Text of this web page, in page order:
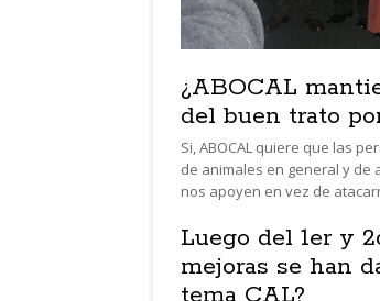
¿ABOCAL
del buen trato
Si, ABOCAL quiere que las
de animales en general y de
nos apoyen en vez de
Luego del 1er y
mejoras se han